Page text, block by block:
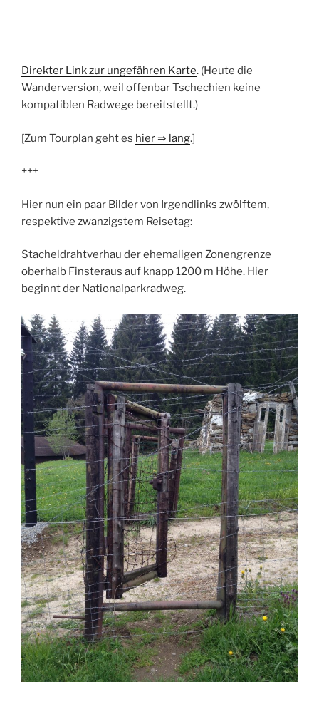
Direkter Link zur ungefähren Karte. (Heute die
Wanderversion, weil offenbar Tschechien keine
kompatiblen Radwege bereitstellt.)
[Zum Tourplan geht es hier⇒ lang.]
+++
Hier nun ein paar Bilder von Irgendlinks zwölftem,
respektive zwanzigstem Reisetag:
Stacheldrahtverhau der ehemaligen Zonengrenze
oberhalb Finsteraus auf knapp 1200 m Höhe. Hier
beginnt der Nationalparkradweg.